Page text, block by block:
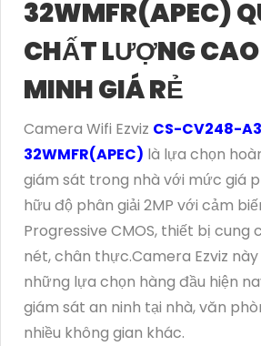
32WMFR(APEC)
CHẤT LƯỢNG
MINH GIÁ RẺ
Camera Wifi Ezviz CS-CV248-
32WMFR(APEC) là lựa chọn
giám sát trong nhà với mức giá
hữu độ phân giải 2MP với cảm
Progressive CMOS, thiết bị cung
nét, chân thực.Camera Ezviz
những lựa chọn hàng đầu hiện
giám sát an ninh tại nhà, văn
nhiều không gian khác.